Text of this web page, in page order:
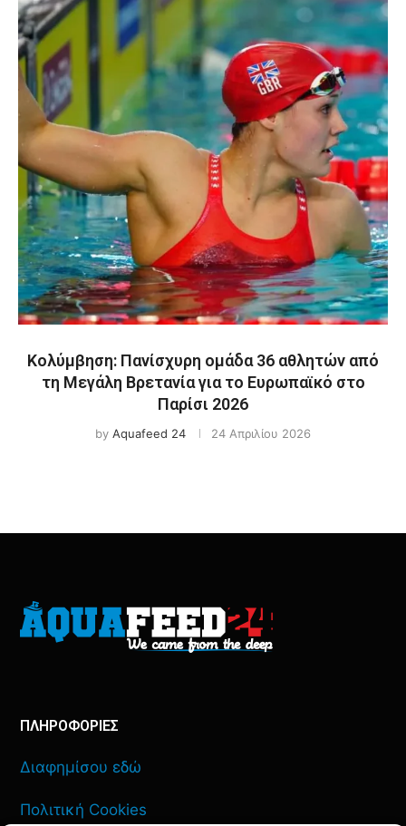
Κολύμβηση: Πανίσχυρη ομάδα 36 αθλητών από
τη Μεγάλη Βρετανία για το Ευρωπαϊκό στο
Παρίσι 2026
by Aquafeed 24 24 Απριλίου 2026
ΠΛΗΡΟΦΟΡΙΕΣ
Διαφημίσου εδώ
Πολιτική Cookies